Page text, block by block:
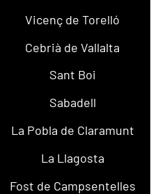
Vicenç de Torelló
Cebrià de Vallalta
Sant Boi
Sabadell
La Pobla de Claramunt
La Llagosta
Fost de Campsentelles